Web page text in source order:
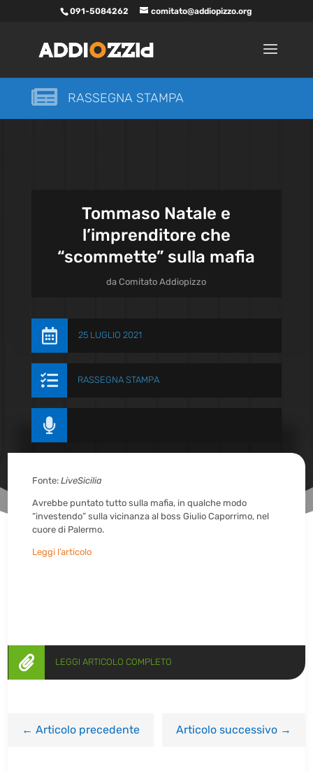
091-5084262 comitato@addiopizzo.org
 RASSEGNA STAMPA
Tommaso Natale e
l’imprenditore che
“scommette” sulla mafia
daComitato Addiopizzo
 25 LUGLIO 2021
 RASSEGNA STAMPA

Fonte:LiveSicilia
Avrebbe puntato tutto sulla mafia, in qualche modo
“investendo” sulla vicinanza al boss Giulio Caporrimo, nel
cuore di Palermo.
Leggi l’articolo
 LEGGI ARTICOLO COMPLETO
←Articolo precedente Articolo successivo→